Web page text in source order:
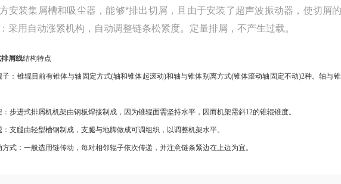
安装集屑槽和吸尘器，能够*排出切屑，且由于安装了超声波振动器，使切屑
采用自动涨紧机构，自动调整链条松紧度。定量排屑，不产生过载。
屑线结构特点
子：锥辊目前有锥体与轴固定方式(轴和锥体起滚动)和轴与锥体别离方式(锥体滚动轴固定不动)2种。轴与
：步进式排屑机机架由钢板焊接制成，因为锥辊面需坚持水平，因而机架需斜12的锥辊锥度。
：支腿由轻型槽钢制成，支腿与地脚做成可调组织，以调整机架水平。
方式：一般选用链传动，每对相邻辊子依次传递，并注意链条紧边在上边为宜。